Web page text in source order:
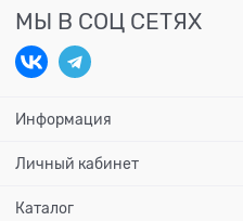
МЫ В СОЦ СЕТЯХ
Информация
Личный кабинет
Каталог